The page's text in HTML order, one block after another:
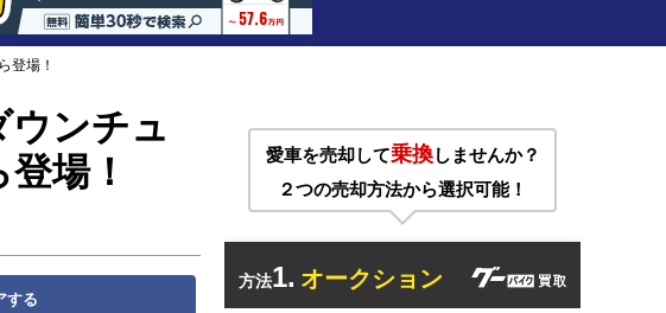
登場！
ンチュ
場！
する
愛車を売却して乗換しませんか？
２つの売却方法から選択可能！
方法1. オークション